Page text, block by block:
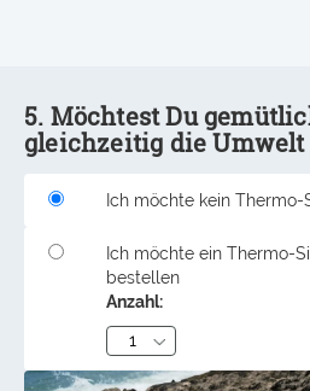
5. Möchtest Du
gleichzeitig die Umwelt
Ich möchte kein
Ich möchte ein Thermo-
bestellen
Anzahl: